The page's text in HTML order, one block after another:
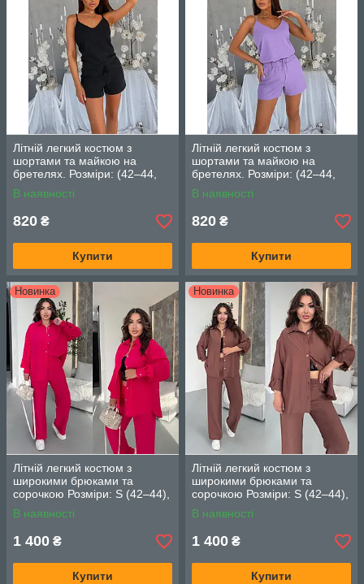
Літній легкий костюм з
шортами та майкою на
бретелях. Розміри: (42–44,
46–48) Колір: чорний
В наявності
820 ₴
Купити
Літній легкий костюм з
шортами та майкою на
бретелях. Розміри: (42–44,
46–48) Колір: лавандовий
В наявності
820 ₴
Купити
Новинка
Літній легкий костюм з
широкими брюками та
сорочкою Розміри: S (42–44),
M (46–48), L (50–52) Колір:
малиновий
В наявності
1 400 ₴
Купити
Новинка
Літній легкий костюм з
широкими брюками та
сорочкою Розміри: S (42–44),
M (46–48), L (50–52) Колір:
шоколадний
В наявності
1 400 ₴
Купити